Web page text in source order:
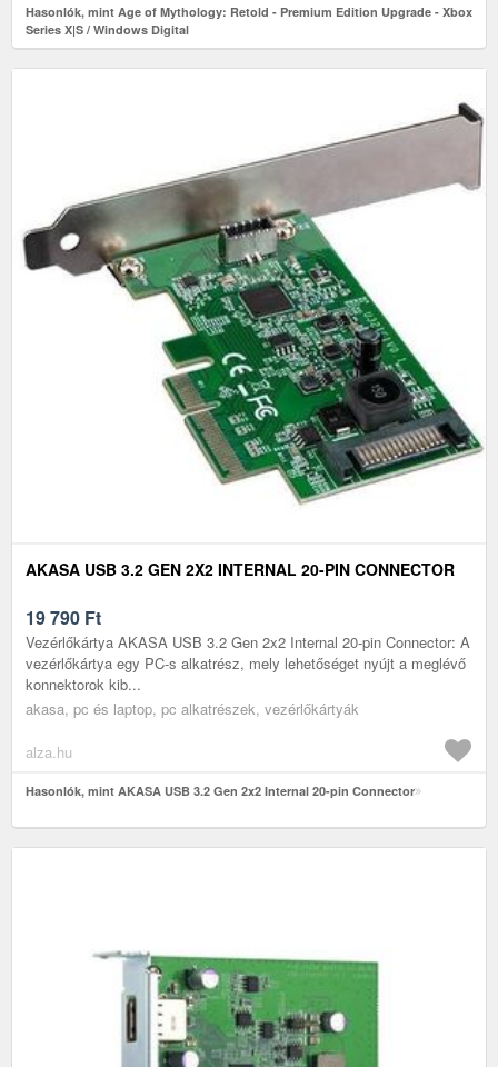
Hasonlók, mint Age of Mythology: Retold - Premium Edition Upgrade - Xbox
Series X|S / Windows Digital
AKASA USB 3.2 GEN 2X2 INTERNAL 20-PIN CONNECTOR
19 790 Ft
Vezérlőkártya AKASA USB 3.2 Gen 2x2 Internal 20-pin Connector: A
vezérlőkártya egy PC-s alkatrész, mely lehetőséget nyújt a meglévő
konnektorok kib...
akasa, pc és laptop, pc alkatrészek, vezérlőkártyák
alza.hu
Hasonlók, mint AKASA USB 3.2 Gen 2x2 Internal 20-pin Connector